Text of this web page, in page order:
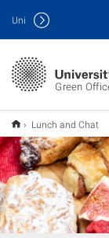
Green
Uni
Lunch and Chat